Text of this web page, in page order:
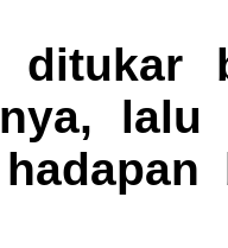
ditukar
lalu